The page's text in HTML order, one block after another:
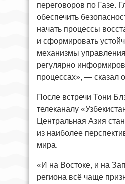
переговоров по Газе.
обеспечить
начать процессы
и сформировать
механизмы
регулярно
процессах», — сказал
После встречи Тони
телеканалу
Центральная Азия
из наиболее
мира.
«И на Востоке, и на
региона всё чаще